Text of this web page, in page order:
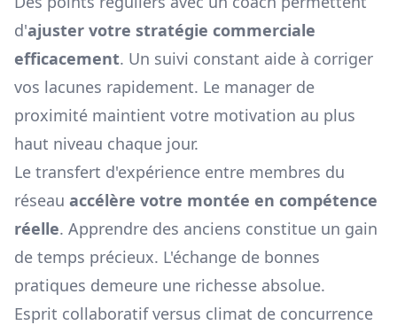
d'ajuster votre stratégie commerciale
efficacement. Un suivi constant aide à corriger
vos lacunes rapidement. Le manager de
proximité maintient votre motivation au plus
haut niveau chaque jour.
Le transfert d'expérience entre membres du
réseau accélère votre montée en compétence
réelle. Apprendre des anciens constitue un gain
de temps précieux. L'échange de bonnes
pratiques demeure une richesse absolue.
Esprit collaboratif versus climat de concurrence